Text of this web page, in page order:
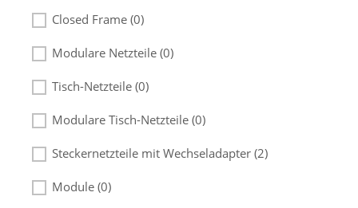
Closed Frame (0)
Modulare Netzteile (0)
Tisch-Netzteile (0)
Modulare Tisch-Netzteile (0)
Steckernetzteile mit Wechseladapter (2)
Module (0)